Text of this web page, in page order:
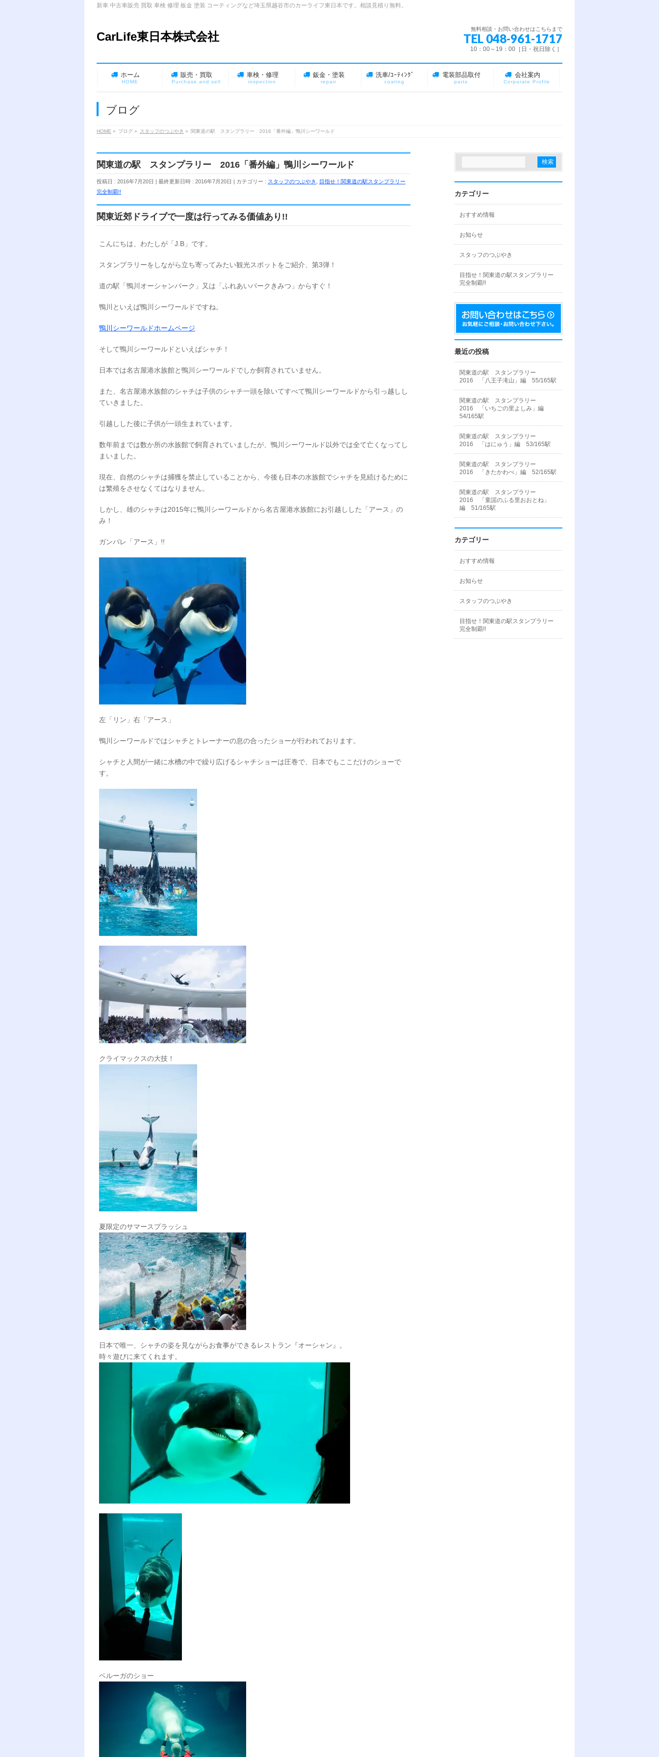
新車 中古車販売 買取 車検 修理 板金 塗装 コーティングなど埼玉県越谷市のカーライフ東日本です。相談見積り無料。
CarLife東日本株式会社
無料相談・お問い合わせはこちらまで
TEL 048-961-1717
10：00～19：00［日・祝日除く］
ホーム
HOME
販売・買取
Purchase and sell
車検・修理
inspection
鈑金・塗装
repair
洗車/ｺｰﾃｨﾝｸﾞ
coating
電装部品取付
parts
会社案内
Corporate Profile
ブログ
HOME » ブログ » スタッフのつぶやき » 関東道の駅 スタンプラリー 2016「番外編」鴨川シーワールド
関東道の駅 スタンプラリー 2016「番外編」鴨川シーワールド
投稿日 : 2016年7月20日 最終更新日時 : 2016年7月20日 カテゴリー : スタッフのつぶやき
目指せ！関東道の駅スタンプラリー
完全制覇!!
関東近郊ドライブで一度は行ってみる価値あり!!
こんにちは、わたしが「J.B」です。
スタンプラリーをしながら立ち寄ってみたい観光スポットをご紹介、第3弾！
道の駅「鴨川オーシャンパーク」又は「ふれあいパークきみつ」からすぐ！
鴨川といえば鴨川シーワールドですね。
鴨川シーワールドホームページ
そして鴨川シーワールドといえばシャチ！
日本では名古屋港水族館と鴨川シーワールドでしか飼育されていません。
また、名古屋港水族館のシャチは子供のシャチ一頭を除いてすべて鴨川シーワールドから引っ越しし
ていきました。
引越しした後に子供が一頭生まれています。
数年前までは数か所の水族館で飼育されていましたが、鴨川シーワールド以外では全て亡くなってし
まいました。
現在、自然のシャチは捕獲を禁止していることから、今後も日本の水族館でシャチを見続けるために
は繁殖をさせなくてはなりません。
しかし、雄のシャチは2015年に鴨川シーワールドから名古屋港水族館にお引越しした「アース」の
み！
ガンバレ「アース」!!
左「リン」右「アース」
鴨川シーワールドではシャチとトレーナーの息の合ったショーが行われております。
シャチと人間が一緒に水槽の中で繰り広げるシャチショーは圧巻で、日本でもここだけのショーで
す。
クライマックスの大技！
夏限定のサマースプラッシュ
日本で唯一、シャチの姿を見ながらお食事ができるレストラン『オーシャン』。
時々遊びに来てくれます。
ベルーガのショー
カテゴリー
おすすめ情報
お知らせ
スタッフのつぶやき
目指せ！関東道の駅スタンプラリー
完全制覇!!
最近の投稿
関東道の駅 スタンプラリー
2016 「八王子滝山」編 55/165駅
関東道の駅 スタンプラリー
2016 「いちごの里よしみ」編
54/165駅
関東道の駅 スタンプラリー
2016 「はにゅう」編 53/165駅
関東道の駅 スタンプラリー
2016 「きたかわべ」編 52/165駅
関東道の駅 スタンプラリー
2016 「童謡のふる里おおとね」
編 51/165駅
カテゴリー
おすすめ情報
お知らせ
スタッフのつぶやき
目指せ！関東道の駅スタンプラリー
完全制覇!!